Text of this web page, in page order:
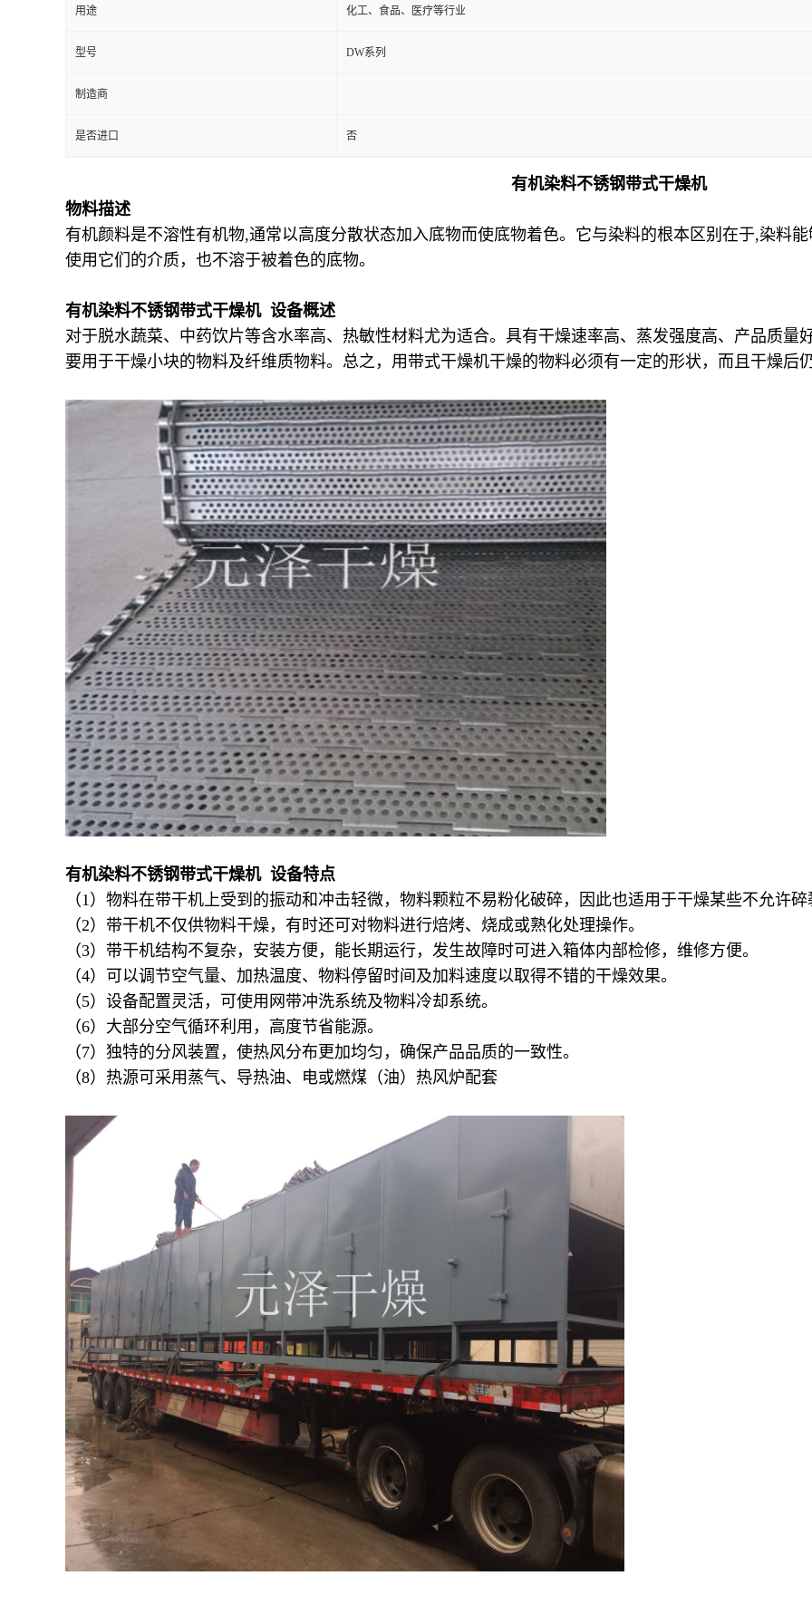
用途 化工、食品、医疗等行业
型号 DW系列
制造商
是否进口 否
有机染料不锈钢带式干燥机
物料描述
有机颜料是不溶性有机物,通常以高度分散状态加入底物而使底物着色。它与染料的根本区别在于,染料
使用它们的介质，也不溶于被着色的底物。
有机染料不锈钢带式干燥机 设备概述
对于脱水蔬菜、中药饮片等含水率高、热敏性材料尤为适合。具有干燥速率高、蒸发强度高、产品质量
要用于干燥小块的物料及纤维质物料。总之，用带式干燥机干燥的物料必须有一定的形状，而且干燥后
有机染料不锈钢带式干燥机 设备特点
（1）物料在带干机上受到的振动和冲击轻微，物料颗粒不易粉化破碎，因此也适用于干燥某些不允许碎
（2）带干机不仅供物料干燥，有时还可对物料进行焙烤、烧成或熟化处理操作。
（3）带干机结构不复杂，安装方便，能长期运行，发生故障时可进入箱体内部检修，维修方便。
（4）可以调节空气量、加热温度、物料停留时间及加料速度以取得不错的干燥效果。
（5）设备配置灵活，可使用网带冲洗系统及物料冷却系统。
（6）大部分空气循环利用，高度节省能源。
（7）独特的分风装置，使热风分布更加均匀，确保产品品质的一致性。
（8）热源可采用蒸气、导热油、电或燃煤（油）热风炉配套